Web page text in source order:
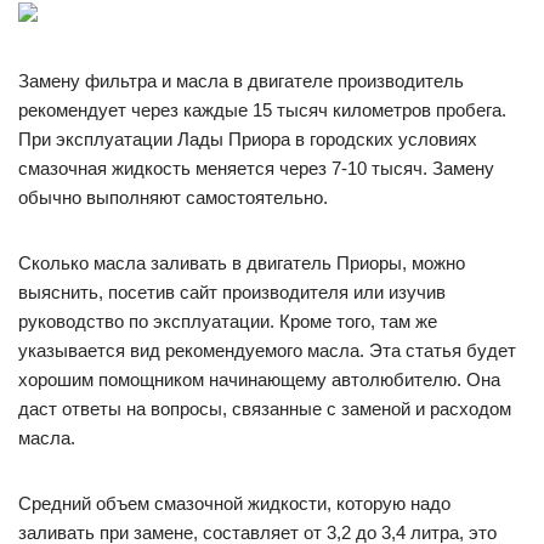
Замену фильтра и масла в двигателе производитель
рекомендует через каждые 15 тысяч километров пробега.
При эксплуатации Лады Приора в городских условиях
смазочная жидкость меняется через 7-10 тысяч. Замену
обычно выполняют самостоятельно.
Сколько масла заливать в двигатель Приоры, можно
выяснить, посетив сайт производителя или изучив
руководство по эксплуатации. Кроме того, там же
указывается вид рекомендуемого масла. Эта статья будет
хорошим помощником начинающему автолюбителю. Она
даст ответы на вопросы, связанные с заменой и расходом
масла.
Средний объем смазочной жидкости, которую надо
заливать при замене, составляет от 3,2 до 3,4 литра, это